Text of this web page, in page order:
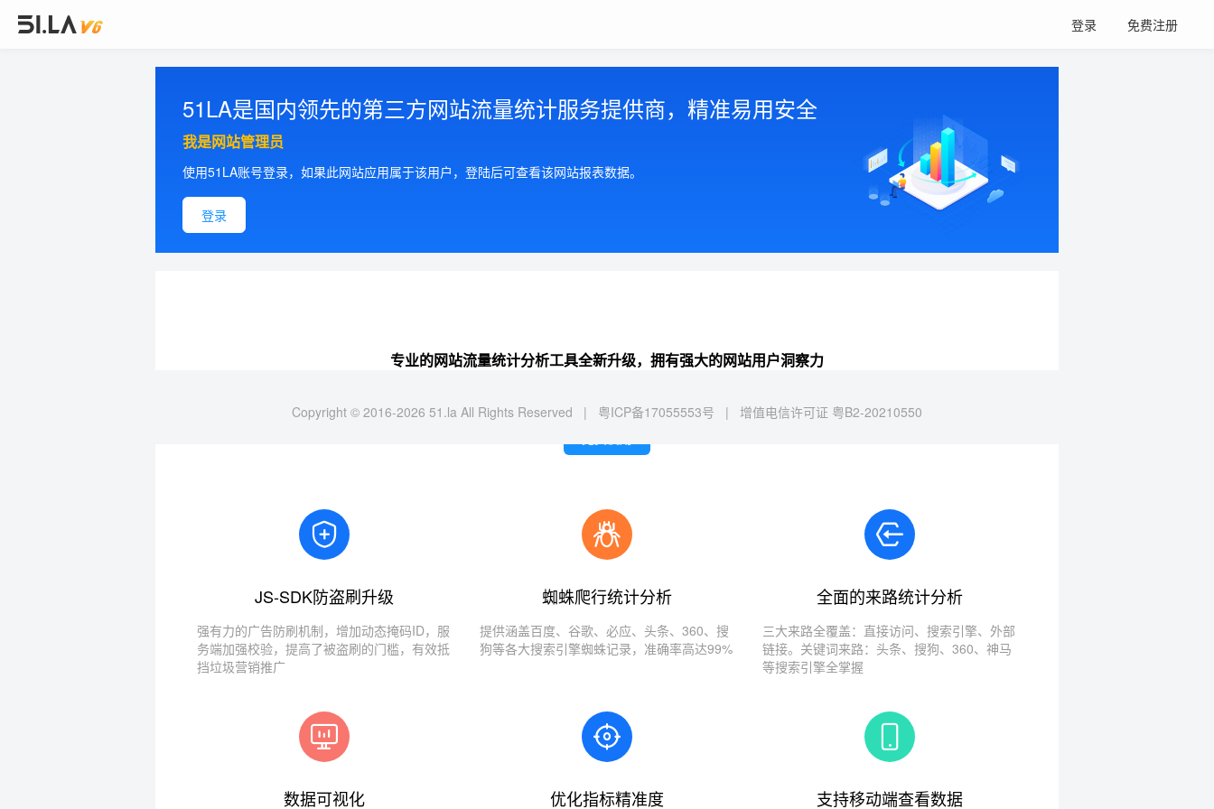
登录 免费注册
51LA是国内领先的第三方网站流量统计服务提供商，精准易用安全
我是网站管理员
使用51LA账号登录，如果此网站应用属于该用户，登陆后可查看该网站报表数据。
登录
专业的网站流量统计分析工具全新升级，拥有强大的网站用户洞察力
JS-SDK防盗刷升级
强有力的广告防刷机制，增加动态掩码ID，服
务端加强校验，提高了被盗刷的门槛，有效抵
挡垃圾营销推广
蜘蛛爬行统计分析
提供涵盖百度、谷歌、必应、头条、360、搜
狗等各大搜索引擎蜘蛛记录，准确率高达99%
全面的来路统计分析
三大来路全覆盖：直接访问、搜索引擎、外部
链接。关键词来路：头条、搜狗、360、神马
等搜索引擎全掌握
数据可视化 优化指标精准度 支持移动端查看数据
Copyright © 2016-2026 51.la All Rights Reserved | 粤ICP备17055553号 | 增值电信许可证 粤B2-20210550